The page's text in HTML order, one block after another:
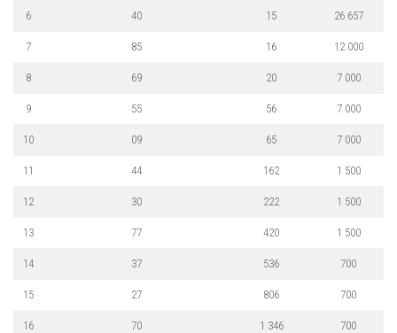
6 40 15 26 657
7 85 16 12 000
8 69 20 7 000
9 55 56 7 000
10 09 65 7 000
11 44 162 1 500
12 30 222 1 500
13 77 420 1 500
14 37 536 700
15 27 806 700
16 70 1 346 700